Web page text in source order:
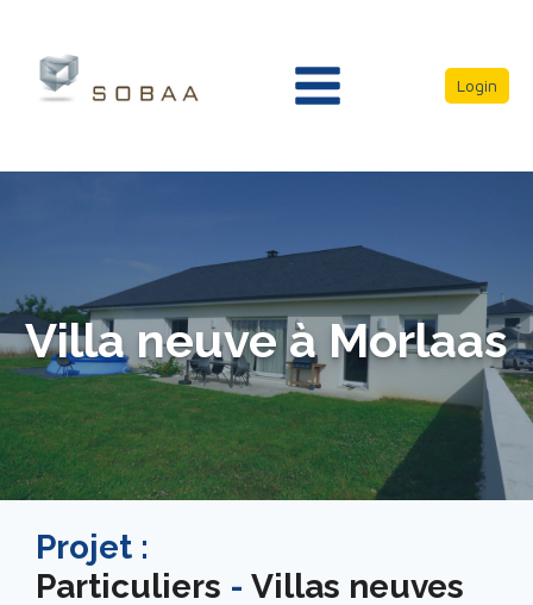
Login
Villa neuve à Morlaas
Projet :
Particuliers - Villas neuves